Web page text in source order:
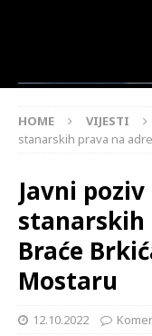
HOME VIJESTI
stanarskih prava na
Javni
stanarskih
Braće